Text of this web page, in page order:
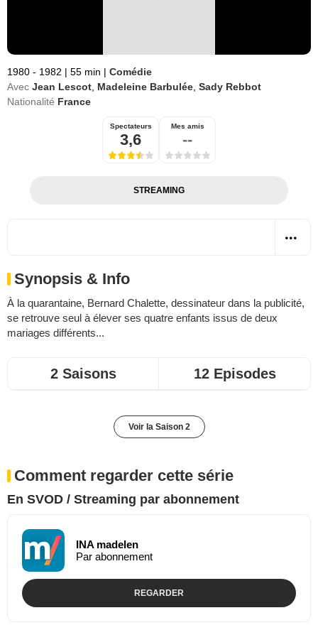
1980 - 1982 | 55 min | Comédie
Avec Jean Lescot Madeleine Barbulée Sady Rebbot
Nationalité France
Spectateurs
3,6
Mes amis
--
STREAMING
Synopsis & Info
À la quarantaine, Bernard Chalette, dessinateur dans la publicité,
se retrouve seul à élever ses quatre enfants issus de deux
mariages différents...
2 Saisons 12 Episodes
Voir la Saison 2
Comment regarder cette série
En SVOD / Streaming par abonnement
INA madelen
Par abonnement
REGARDER